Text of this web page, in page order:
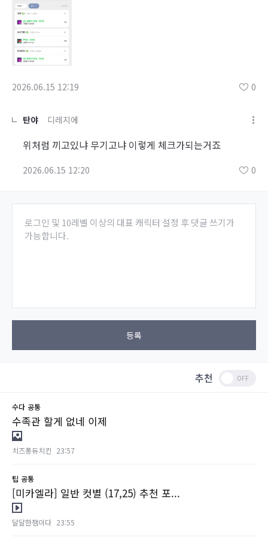
2026.06.15 12:19 0
탄야 디레지에
위처럼 끼고있냐 무기고냐 이렇게 체크가되는거죠
2026.06.15 12:20 0
로그인 및 10레벨 이상의 대표 캐릭터 설정 후 댓글 쓰기가
가능합니다.
등록
추천
수다 공통
수족관 할게 없네 이제
치즈퐁듀치킨 23:57
팁 공통
[미카엘라] 일반 컷별 (17,25) 추천 포...
달달한잼이다 23:55